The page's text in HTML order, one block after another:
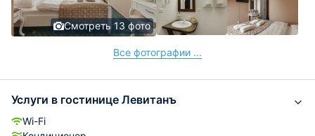
Смотреть 13 фото
Все фотографии ...
Услуги в гостинице Левитанъ
Wi-Fi